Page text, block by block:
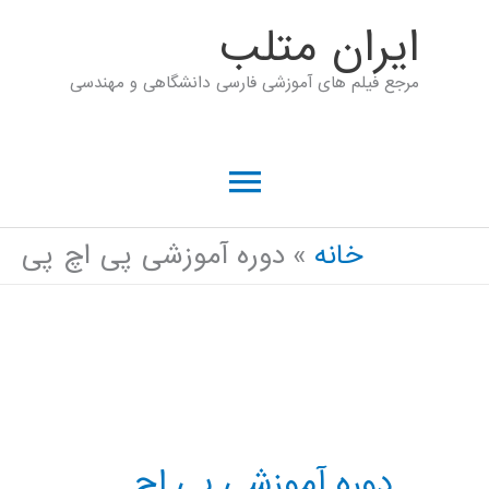
ايران متلب
مرجع فیلم های آموزشی فارسی دانشگاهی و مهندسی
فهرست
اصلی
خانه دوره آموزشی پی اچ پی